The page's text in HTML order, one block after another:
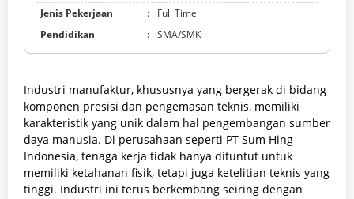
Jenis Pekerjaan
:
Full Time
Pendidikan
: SMA/SMK
Industri manufaktur, khususnya yang bergerak di bidang
komponen presisi dan pengemasan teknis, memiliki
karakteristik yang unik dalam hal pengembangan sumber
daya manusia. Di perusahaan seperti PT Sum Hing
Indonesia, tenaga kerja tidak hanya dituntut untuk
memiliki ketahanan fisik, tetapi juga ketelitian teknis yang
tinggi. Industri ini terus berkembang seiring dengan